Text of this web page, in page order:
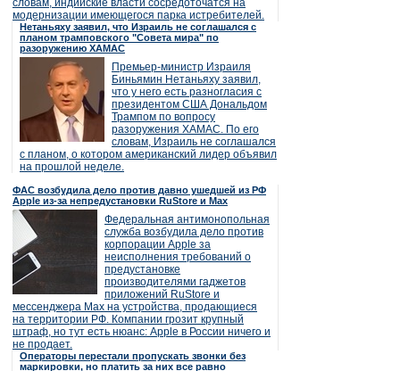
словам, индийские власти сосредоточатся на
модернизации имеющегося парка истребителей.
Нетаньяху заявил, что Израиль не соглашался с
планом трамповского "Совета мира" по
разоружению ХАМАС
Премьер-министр Израиля
Биньямин Нетаньяху заявил,
что у него есть разногласия с
президентом США Дональдом
Трампом по вопросу
разоружения ХАМАС. По его
словам, Израиль не соглашался
с планом, о котором американский лидер объявил
на прошлой неделе.
ФАС возбудила дело против давно ушедшей из РФ
Apple из-за непредустановки RuStore и Max
Федеральная антимонопольная
служба возбудила дело против
корпорации Apple за
неисполнения требований о
предустановке
производителями гаджетов
приложений RuStore и
мессенджера Max на устройства, продающиеся
на территории РФ. Компании грозит крупный
штраф, но тут есть нюанс: Apple в России ничего и
не продает.
Операторы перестали пропускать звонки без
маркировки, но платить за них все равно